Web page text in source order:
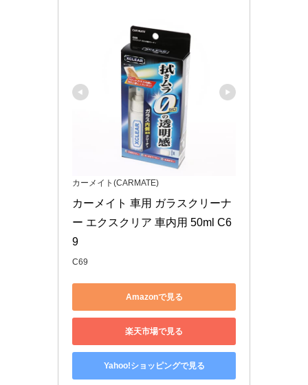
カーメイト(CARMATE)
カーメイト 車用 ガラスクリーナ
ー エクスクリア 車内用 50ml C6
9
C69
Amazonで見る
楽天市場で見る
Yahoo!ショッピングで見る